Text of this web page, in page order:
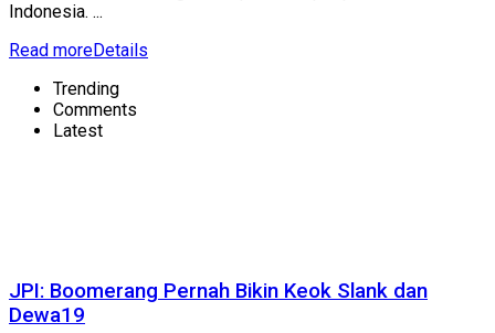
Indonesia. ...
Read moreDetails
Trending
Comments
Latest
JPI: Boomerang Pernah Bikin Keok Slank dan
Dewa19